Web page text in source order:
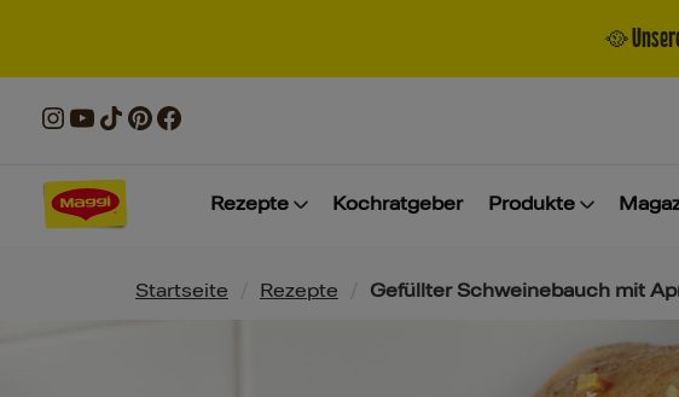
🥘
Rezepte Kochratgeber Produkte
Pfadnavigation
Startseite Rezepte Gefüllter Schweinebauch mit